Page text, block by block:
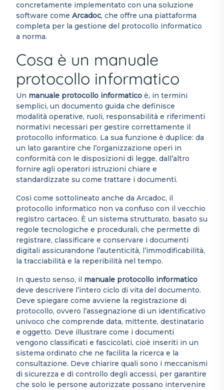
concretamente implementato con una soluzione
software comeArcadoc, che offre una piattaforma
completa per la gestione del protocollo informatico
a norma.
Cosa è un manuale
protocollo informatico
Un manuale protocollo informatico è, in termini
semplici, un documento guida che definisce
modalità operative, ruoli, responsabilità e riferimenti
normativi necessari per gestire correttamente il
protocollo informatico. La sua funzione è duplice: da
un lato garantire che l’organizzazione operi in
conformità con le disposizioni di legge, dall’altro
fornire agli operatori istruzioni chiare e
standardizzate su come trattare i documenti.
Così come sottolineato anche da Arcadoc, il
protocollo informatico non va confuso con il vecchio
registro cartaceo. È un sistema strutturato, basato su
regole tecnologiche e procedurali, che permette di
registrare, classificare e conservare i documenti
digitali assicurandone l’autenticità, l’immodificabilità,
la tracciabilità e la reperibilità nel tempo.
In questo senso, il manuale protocollo informatico
deve descrivere l’intero ciclo di vita del documento.
Deve spiegare come avviene la registrazione di
protocollo, ovvero l’assegnazione di un identificativo
univoco che comprende data, mittente, destinatario
e oggetto. Deve illustrare come i documenti
vengono classificati e fascicolati, cioè inseriti in un
sistema ordinato che ne facilita la ricerca e la
consultazione. Deve chiarire quali sono i meccanismi
di sicurezza e di controllo degli accessi, per garantire
che solo le persone autorizzate possano intervenire